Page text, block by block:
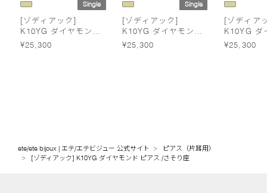
Single
[ゾディアック]
K10YG ダイヤモンド
ピアス /ふたご座
¥25,300
Single
[ゾディアック]
K10YG ダイヤモンド
ピアス /かに座
¥25,300
[ゾディア
K10YG ダ
ピアス /お
¥25,300
ete/ete bijoux | エテ/エテビジュー 公式サイト
ピアス（片耳用）
[ゾディアック] K10YG ダイヤモンド ピアス /さそり座